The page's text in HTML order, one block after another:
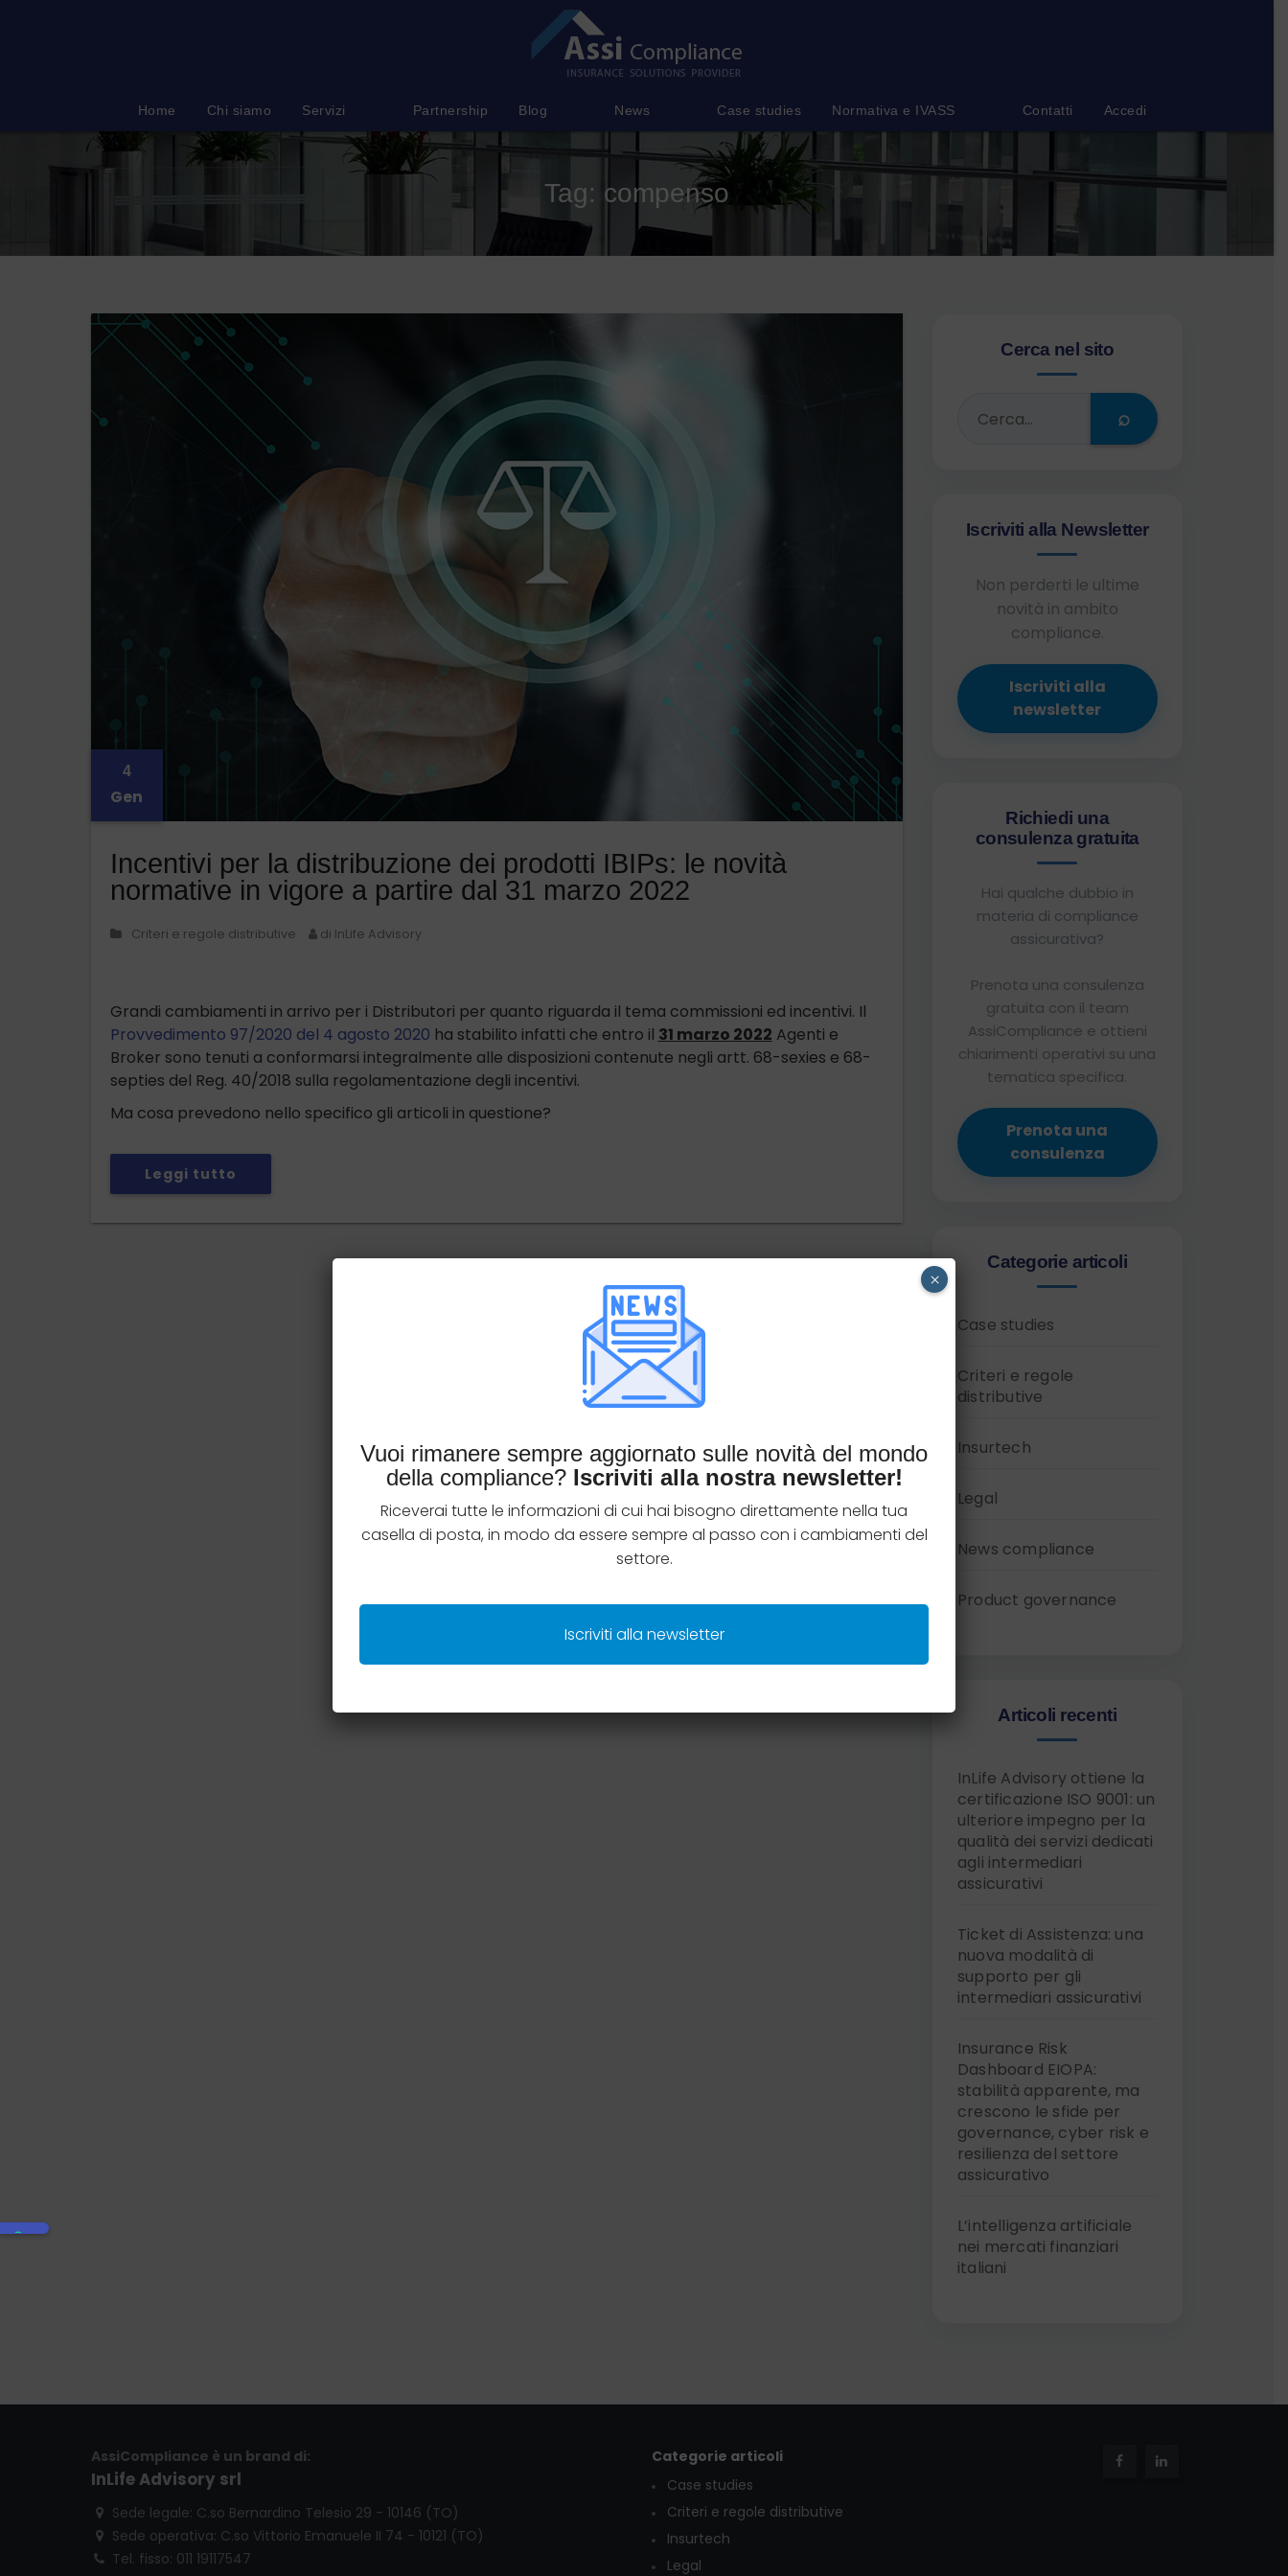
Home Chi siamo Servizi Partnership Blog News Case studies Normativa e IVASS Contatti Accedi
Tag: compenso
4
Gen
Incentivi per la distribuzione dei prodotti IBIPs: le novità
normative in vigore a partire dal 31 marzo 2022
Criteri e regole distributive di InLife Advisory
Grandi cambiamenti in arrivo per i Distributori per quanto riguarda il tema commissioni ed incentivi. Il
Provvedimento 97/2020 del 4 agosto 2020 ha stabilito infatti che entro il 31 marzo 2022 Agenti e
Broker sono tenuti a conformarsi integralmente alle disposizioni contenute negli artt. 68-sexies e 68-
septies del Reg. 40/2018 sulla regolamentazione degli incentivi.
Ma cosa prevedono nello specifico gli articoli in questione?
Leggi tutto
Cerca nel sito
⌕
Iscriviti alla Newsletter
Non perderti le ultime
novità in ambito
compliance.
Iscriviti alla
newsletter
Richiedi una
consulenza gratuita
Hai qualche dubbio in
materia di compliance
assicurativa?
Prenota una consulenza
gratuita con il team
AssiCompliance e ottieni
chiarimenti operativi su una
tematica specifica.
Prenota una
consulenza
Categorie articoli
Case studies
Criteri e regole
distributive
Insurtech
Legal
News compliance
Product governance
Articoli recenti
InLife Advisory ottiene la
certificazione ISO 9001: un
ulteriore impegno per la
qualità dei servizi dedicati
agli intermediari
assicurativi
Ticket di Assistenza: una
nuova modalità di
supporto per gli
intermediari assicurativi
Insurance Risk
Dashboard EIOPA:
stabilità apparente, ma
crescono le sfide per
governance, cyber risk e
resilienza del settore
assicurativo
L’intelligenza artificiale
nei mercati finanziari
italiani
AssiCompliance è un brand di:
InLife Advisory srl
Sede legale: C.so Bernardino Telesio 29 - 10146 (TO)
Sede operativa: C.so Vittorio Emanuele II 74 - 10121 (TO)
Tel. fisso: 011 19117547
Categorie articoli
Case studies
Criteri e regole distributive
Insurtech
Legal
Vuoi rimanere sempre aggiornato sulle novità del mondo
della compliance? Iscriviti alla nostra newsletter!
Riceverai tutte le informazioni di cui hai bisogno direttamente nella tua
casella di posta, in modo da essere sempre al passo con i cambiamenti del
settore.
Iscriviti alla newsletter
×